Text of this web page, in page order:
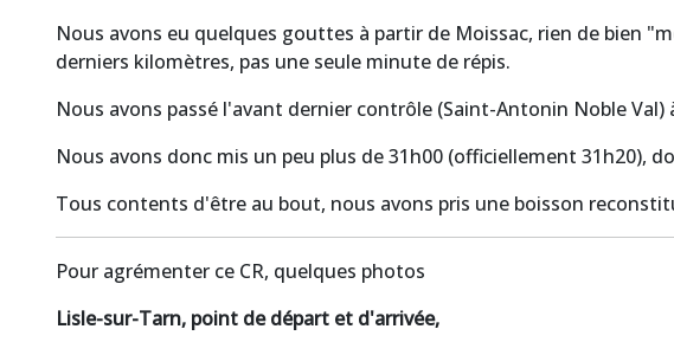
Nous avons eu quelques gouttes à partir de Moissac, rien de bien
derniers kilomètres, pas une seule minute de répis.
Nous avons passé l'avant dernier contrôle (Saint-Antonin Noble
Nous avons donc mis un peu plus de 31h00 (officiellement 31h20),
Tous contents d'être au bout, nous avons pris une boisson
Pour agrémenter ce CR, quelques photos
Lisle-sur-Tarn, point de départ et d'arrivée,